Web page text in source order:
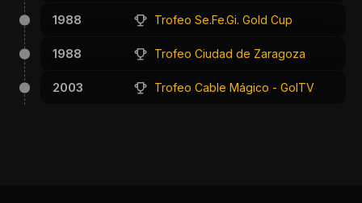
1988 Trofeo Se.Fe.Gi. Gold Cup
1988 Trofeo Ciudad de Zaragoza
2003 Trofeo Cable Mágico - GolTV